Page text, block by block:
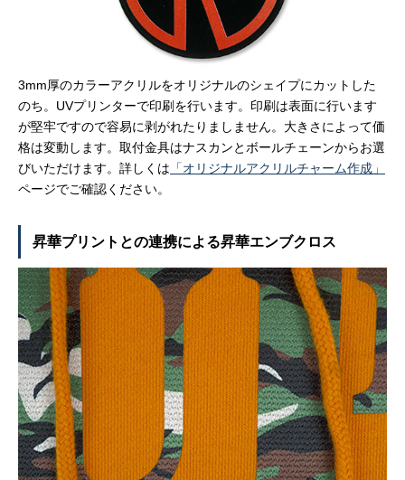
3mm厚のカラーアクリルをオリジナルのシェイプにカットした
のち。UVプリンターで印刷を行います。印刷は表面に行います
が堅牢ですので容易に剥がれたりましません。大きさによって価
格は変動します。取付金具はナスカンとボールチェーンからお選
びいただけます。詳しくは 「オリジナルアクリルチャーム作成」
ページでご確認ください。
昇華プリントとの連携による昇華エンブクロス